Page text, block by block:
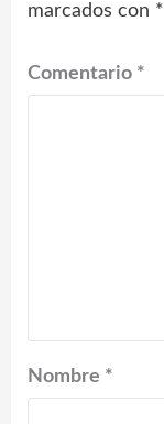
marcados con *
Comentario *
Nombre *